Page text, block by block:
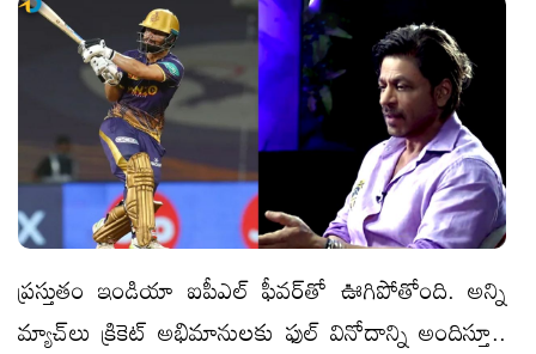
ప్రస్తుతం ఇండియా ఐపీఎల్‌ ఫీవర్‌తో ఊగిపోతోంది. అన్ని
మ్యాచ్‌లు క్రికెట్‌ అభిమానులకు ఫుల్‌ వినోదాన్ని అందిస్తూ..